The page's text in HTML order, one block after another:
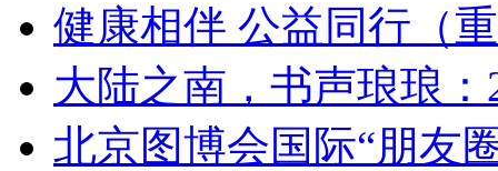
健康相伴 公益同行（
大陆之南，书声琅琅：
北京图博会国际“朋友